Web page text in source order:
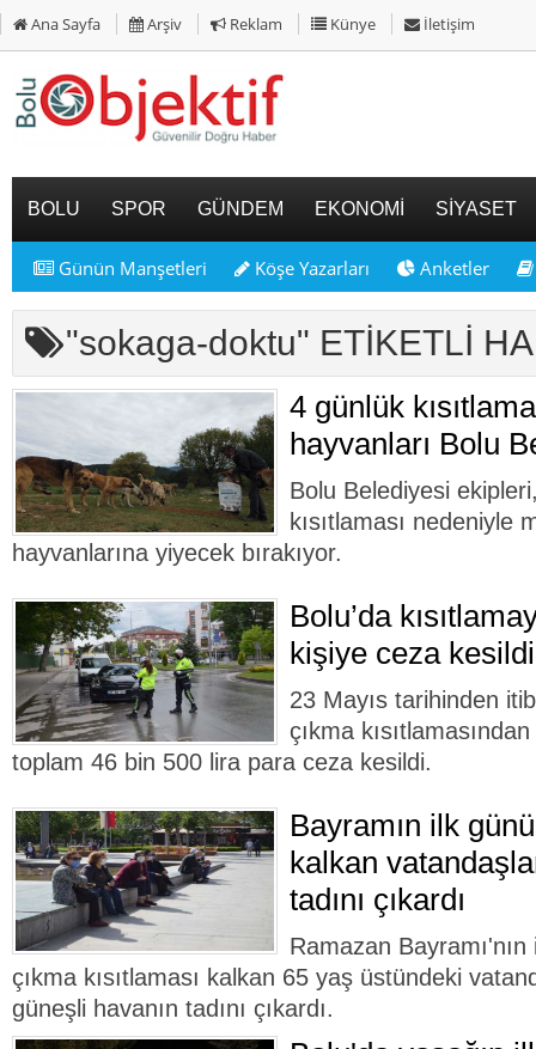
Ana Sayfa Arşiv Reklam Künye İletişim
BOLU SPOR GÜNDEM EKONOMİ SİYASET
Günün Manşetleri Köşe Yazarları Anketler
"sokaga-doktu" ETİKETLİ
4 günlük
hayvanları Bolu
Bolu Belediyesi
kısıtlaması nedeniyle
hayvanlarına yiyecek bırakıyor.
Bolu’da
kişiye ceza kesildi
23 Mayıs tarihinden
çıkma
toplam 46 bin 500 lira para ceza kesildi.
Bayramın ilk
kalkan
tadını çıkardı
Ramazan
çıkma kısıtlaması kalkan 65 yaş üstündeki
güneşli havanın tadını çıkardı.